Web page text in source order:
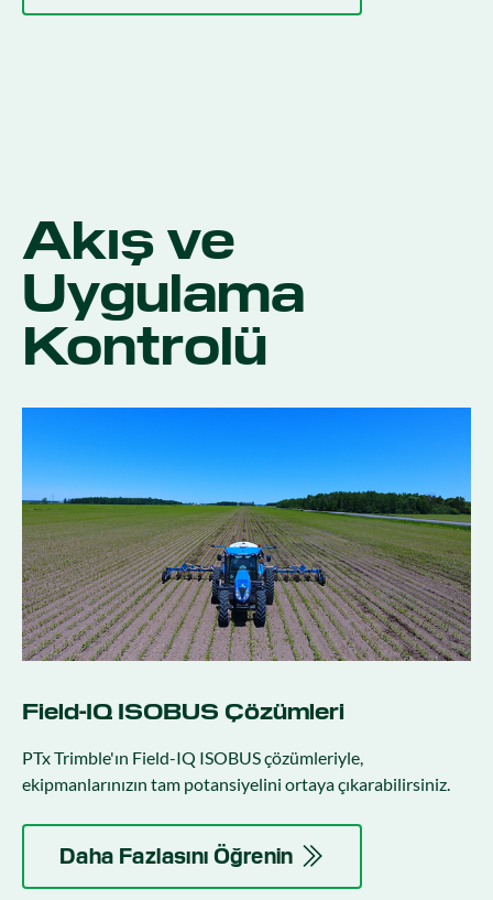
Akış ve
Uygulama
Kontrolü
Field-IQ ISOBUS Çözümleri
PTx Trimble'ın Field-IQ ISOBUS çözümleriyle,
ekipmanlarınızın tam potansiyelini ortaya çıkarabilirsiniz.
Daha Fazlasını Öğrenin